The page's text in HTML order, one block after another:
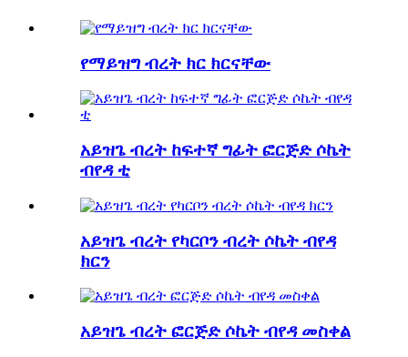
የማይዝግ ብረት ክር ክርናቸው
አይዝጌ ብረት ከፍተኛ ግፊት ፎርጅድ ሶኬት
ብየዳ ቲ
አይዝጌ ብረት የካርቦን ብረት ሶኬት ብየዳ
ክርን
አይዝጌ ብረት ፎርጅድ ሶኬት ብየዳ መስቀል